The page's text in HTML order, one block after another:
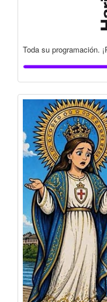
Toda su programación.